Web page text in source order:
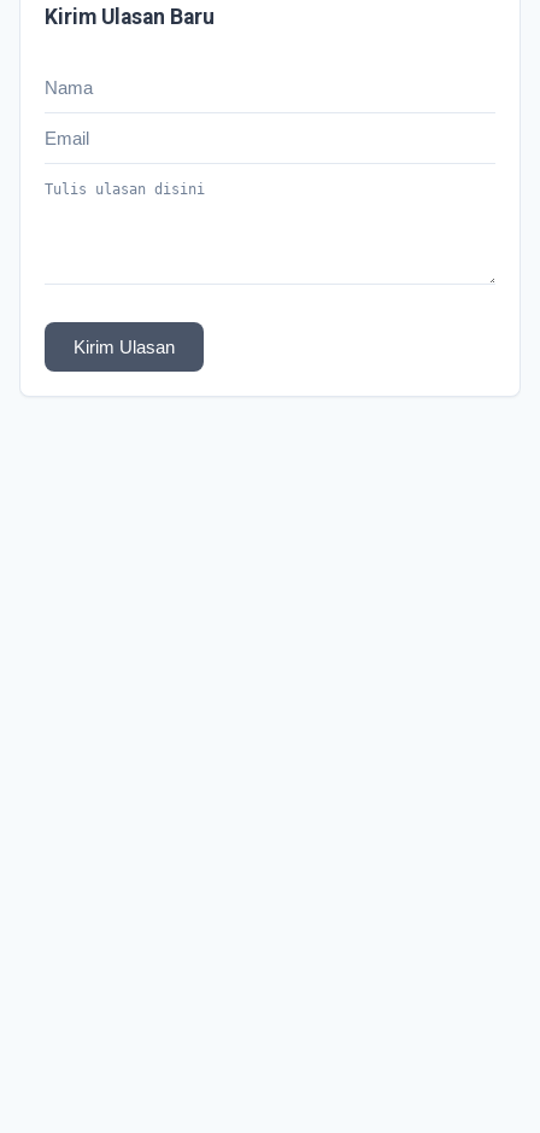
Kirim Ulasan Baru
Kirim Ulasan